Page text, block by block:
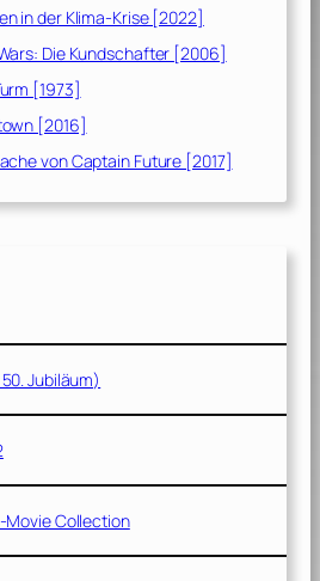
in der Klima-Krise [2022]
Die Kundschafter [2006]
[1973]
[2016]
von Captain Future [2017]
Jubiläum)
Movie Collection